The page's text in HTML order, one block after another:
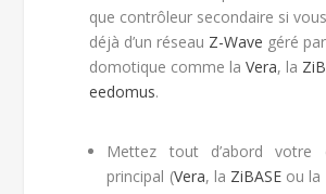
que contrôleur secondaire si
déjà d’un réseau Z-Wave géré
domotique comme laVera, la
eedomus.
Mettez tout d’abord votre
principal (Vera, la ZiBASE ou la